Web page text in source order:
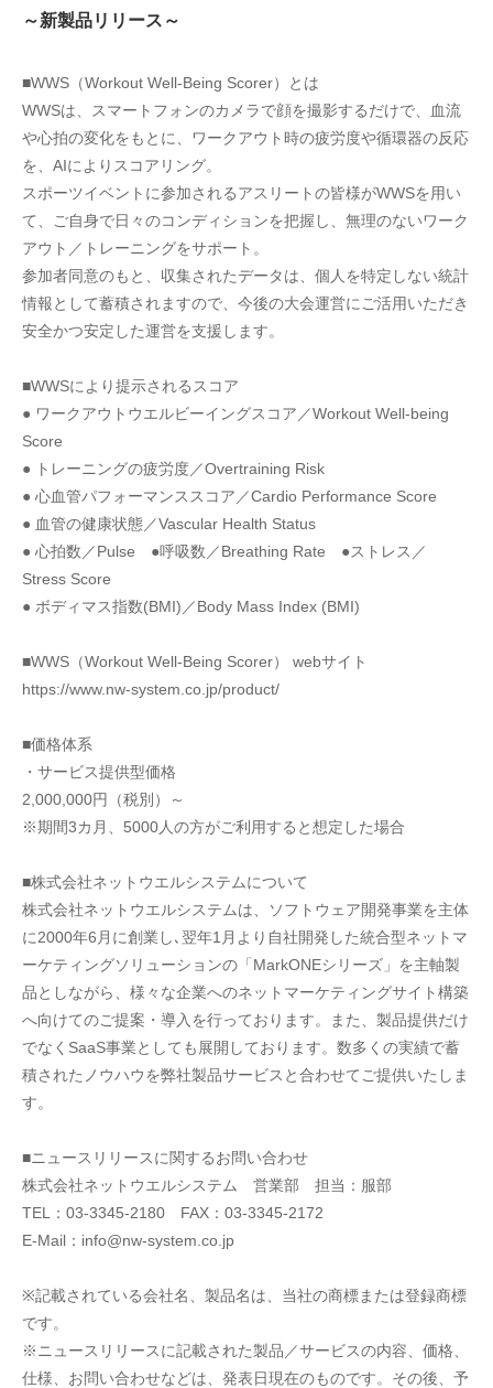
～新製品リリース～
■WWS（Workout Well-Being Scorer）とは
WWSは、スマートフォンのカメラで顔を撮影するだけで、血流
や心拍の変化をもとに、ワークアウト時の疲労度や循環器の反応
を、AIによりスコアリング。
スポーツイベントに参加されるアスリートの皆様がWWSを用い
て、ご自身で日々のコンディションを把握し、無理のないワーク
アウト／トレーニングをサポート。
参加者同意のもと、収集されたデータは、個人を特定しない統計
情報として蓄積されますので、今後の大会運営にご活用いただき
安全かつ安定した運営を支援します。
■WWSにより提示されるスコア
● ワークアウトウエルビーイングスコア／Workout Well-being
Score
● トレーニングの疲労度／Overtraining Risk
● 心血管パフォーマンススコア／Cardio Performance Score
● 血管の健康状態／Vascular Health Status
● 心拍数／Pulse　●呼吸数／Breathing Rate　●ストレス／
Stress Score
● ボディマス指数(BMI)／Body Mass Index (BMI)
■WWS（Workout Well-Being Scorer） webサイト
https://www.nw-system.co.jp/product/
■価格体系
・サービス提供型価格
2,000,000円（税別）～
※期間3カ月、5000人の方がご利用すると想定した場合
■株式会社ネットウエルシステムについて
株式会社ネットウエルシステムは、ソフトウェア開発事業を主体
に2000年6月に創業し､翌年1月より自社開発した統合型ネットマ
ーケティングソリューションの「MarkONEシリーズ」を主軸製
品としながら、様々な企業へのネットマーケティングサイト構築
へ向けてのご提案・導入を行っております。また、製品提供だけ
でなくSaaS事業としても展開しております。数多くの実績で蓄
積されたノウハウを弊社製品サービスと合わせてご提供いたしま
す。
■ニュースリリースに関するお問い合わせ
株式会社ネットウエルシステム　営業部　担当：服部
TEL：03-3345-2180　FAX：03-3345-2172
E-Mail：info@nw-system.co.jp
※記載されている会社名、製品名は、当社の商標または登録商標
です。
※ニュースリリースに記載された製品／サービスの内容、価格、
仕様、お問い合わせなどは、発表日現在のものです。その後、予